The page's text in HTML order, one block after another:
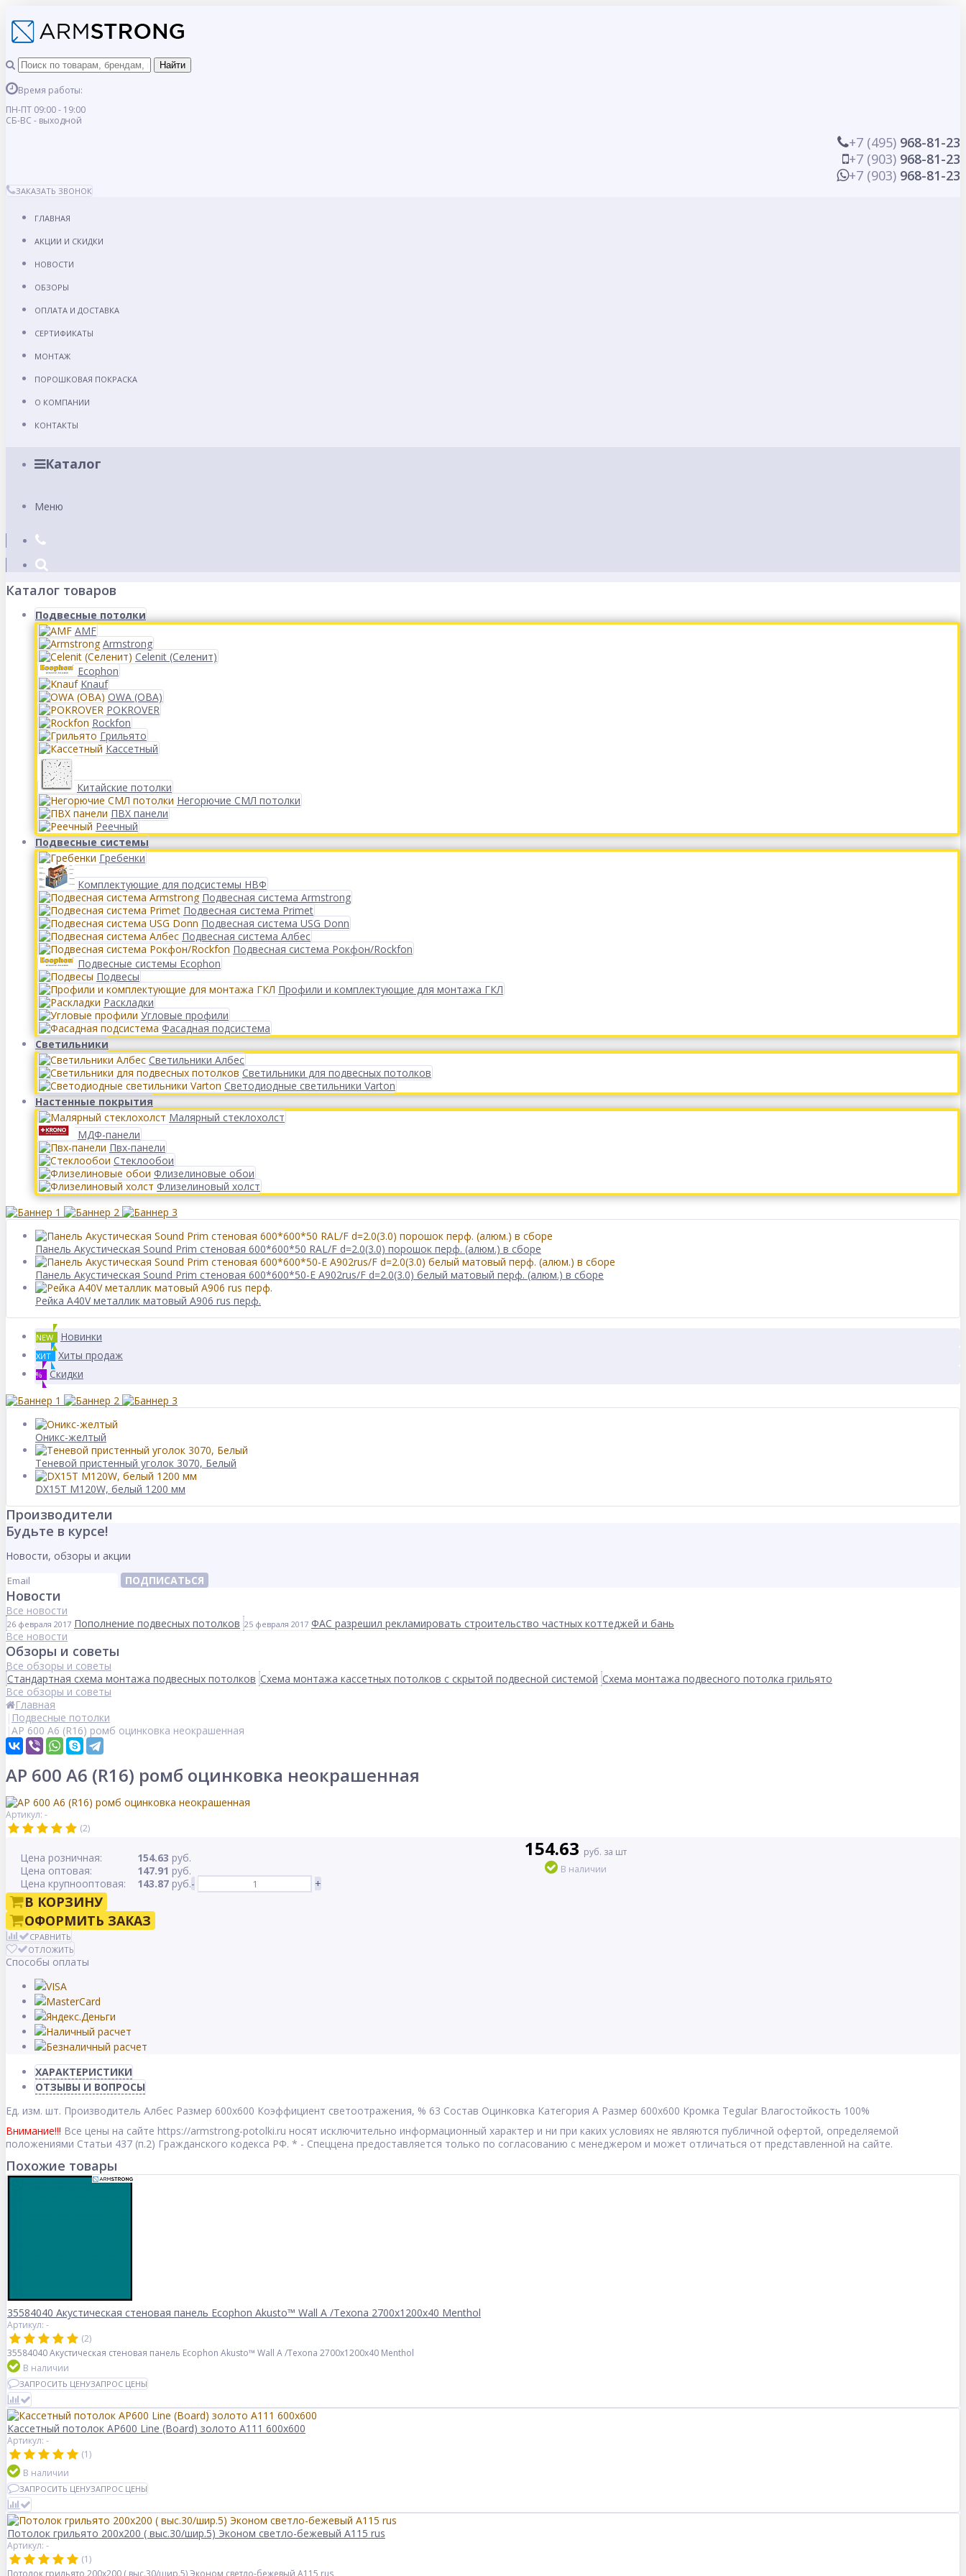
Время работы:
ПН-ПТ 09:00 - 19:00
СБ-ВС - выходной
+7 (495) 968-81-23
+7 (903) 968-81-23
+7 (903) 968-81-23
ЗАКАЗАТЬ ЗВОНОК
ГЛАВНАЯ
АКЦИИ И СКИДКИ
НОВОСТИ
ОБЗОРЫ
ОПЛАТА И ДОСТАВКА
СЕРТИФИКАТЫ
МОНТАЖ
ПОРОШКОВАЯ ПОКРАСКА
О КОМПАНИИ
КОНТАКТЫ
Каталог
Меню
Каталог товаров
Подвесные потолки
AMF
Armstrong
Celenit (Селенит)
Ecophon
Knauf
OWA (ОВА)
POKROVER
Rockfon
Грильято
Кассетный
Китайские потолки
Негорючие СМЛ потолки
ПВХ панели
Реечный
Подвесные системы
Гребенки
Комплектующие для подсистемы НВФ
Подвесная система Armstrong
Подвесная система Primet
Подвесная система USG Donn
Подвесная система Албес
Подвесная система Рокфон/Rockfon
Подвесные системы Ecophon
Подвесы
Профили и комплектующие для монтажа ГКЛ
Раскладки
Угловые профили
Фасадная подсистема
Светильники
Светильники Албес
Светильники для подвесных потолков
Светодиодные светильники Varton
Настенные покрытия
Малярный стеклохолст
МДФ-панели
Пвх-панели
Стеклообои
Флизелиновые обои
Флизелиновый холст
Панель Акустическая Sound Prim стеновая 600*600*50 RAL/F d=2.0(3.0) порошок перф. (алюм.) в сборе
Панель Акустическая Sound Prim стеновая 600*600*50-Е А902rus/F d=2.0(3.0) белый матовый перф. (алюм.) в сборе
Рейка A40V металлик матовый А906 rus перф.
NEW Новинки
ХИТ Хиты продаж
% Скидки
Оникс-желтый
Теневой пристенный уголок 3070, Белый
DX15T M120W, белый 1200 мм
Производители
Будьте в курсе!
Новости, обзоры и акции
ПОДПИСАТЬСЯ
Новости
Все новости
26 февраля 2017 Пополнение подвесных потолков 25 февраля 2017 ФАС разрешил рекламировать строительство частных коттеджей и бань
Все новости
Обзоры и советы
Все обзоры и советы
Стандартная схема монтажа подвесных потолков Схема монтажа кассетных потолков с скрытой подвесной системой Схема монтажа подвесного потолка грильято
Все обзоры и советы
Главная
Подвесные потолки
AP 600 A6 (R16) ромб оцинковка неокрашенная
AP 600 A6 (R16) ромб оцинковка неокрашенная
Артикул: -
(2)
Цена розничная: 154.63 руб.
Цена оптовая:
147.91 руб.
Цена крупнооптовая:
143.87 руб.
154.63 руб. за шт
В наличии
- +
В КОРЗИНУ
ОФОРМИТЬ ЗАКАЗ
СРАВНИТЬ
ОТЛОЖИТЬ
Способы оплаты
ХАРАКТЕРИСТИКИ
ОТЗЫВЫ И ВОПРОСЫ
Ед. изм. шт. Производитель Албес Размер 600x600 Коэффициент светоотражения, % 63 Состав Оцинковка Категория A Размер 600x600 Кромка Tegular Влагостойкость 100%
Внимание!!! Все цены на сайте https://armstrong-potolki.ru носят исключительно информационный характер и ни при каких условиях не являются публичной офертой, определяемой
положениями Статьи 437 (п.2) Гражданского кодекса РФ. * - Спеццена предоставляется только по согласованию с менеджером и может отличаться от представленной на сайте.
Похожие товары
35584040 Акустическая стеновая панель Ecophon Akusto™ Wall A /Texona 2700x1200x40 Menthol
Артикул: -
(2)
35584040 Акустическая стеновая панель Ecophon Akusto™ Wall A /Texona 2700x1200x40 Menthol
В наличии
ЗАПРОСИТЬ ЦЕНУЗАПРОС ЦЕНЫ
Кассетный потолок AP600 Line (Board) золото А111 600x600
Артикул: -
(1)
В наличии
ЗАПРОСИТЬ ЦЕНУЗАПРОС ЦЕНЫ
Потолок грильято 200х200 ( выс.30/шир.5) Эконом светло-бежевый А115 rus
Артикул: -
(1)